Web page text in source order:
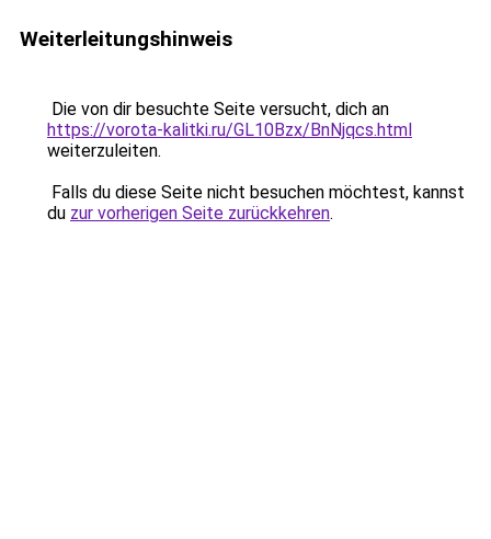
Weiterleitungshinweis
Die von dir besuchte Seite versucht, dich an
https://vorota-kalitki.ru/GL10Bzx/BnNjqcs.html
weiterzuleiten.
Falls du diese Seite nicht besuchen möchtest, kannst
du zur vorherigen Seite zurückkehren.